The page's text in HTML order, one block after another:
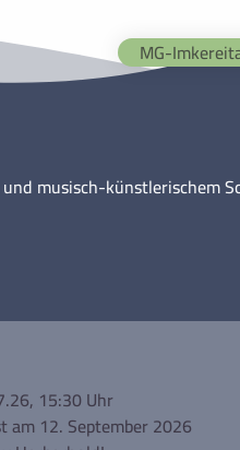
MG-
musisch-künstlerischem
15:30 Uhr
am 12. September 2026